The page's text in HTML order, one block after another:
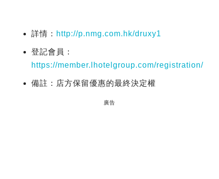
詳情： http://p.nmg.com.hk/druxy1
登記會員：
https://member.lhotelgroup.com/registration/
備註：店方保留優惠的最終決定權
廣告